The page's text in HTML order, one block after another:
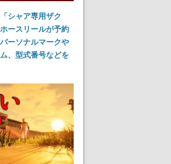
シャア専用ザク
ースリールが予約
ーソナルマークや
、型式番号などを